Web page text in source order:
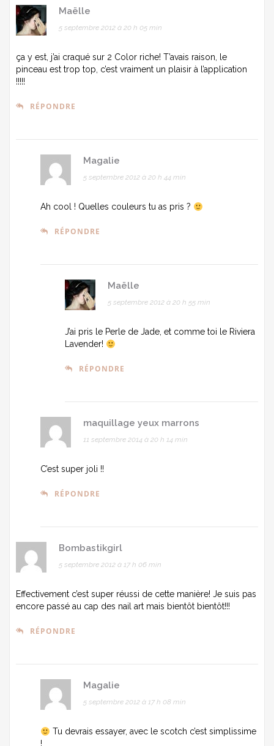
Maëlle
5 septembre 2012 à 20 h 05 min
ça y est, j’ai craqué sur 2 Color riche! T’avais raison, le
pinceau est trop top, c’est vraiment un plaisir à l’application
!!!!!
RÉPONDRE
Magalie
5 septembre 2012 à 20 h 44 min
Ah cool ! Quelles couleurs tu as pris ?
RÉPONDRE
Maëlle
5 septembre 2012 à 20 h 55 min
J’ai pris le Perle de Jade, et comme toi le Riviera
Lavender!
RÉPONDRE
maquillage yeux marrons
11 septembre 2014 à 20 h 14 min
C’est super joli !!
RÉPONDRE
Bombastikgirl
5 septembre 2012 à 17 h 06 min
Effectivement c’est super réussi de cette manière! Je suis pas
encore passé au cap des nail art mais bientôt bientôt!!!
RÉPONDRE
Magalie
5 septembre 2012 à 17 h 08 min
Tu devrais essayer, avec le scotch c’est simplissime
!